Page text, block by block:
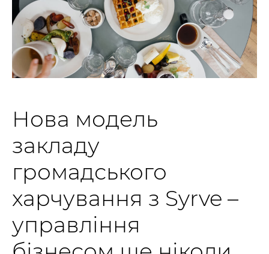
Нова модель
закладу
громадського
харчування з Syrve –
управління